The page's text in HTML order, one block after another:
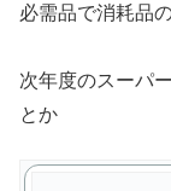
必需品で消耗品
次年度のスーパ
とか